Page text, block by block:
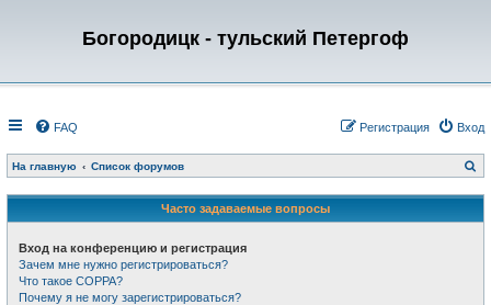
Богородицк - тульский Петергоф
FAQ Вход
Регистрация
На главную Список форумов
о
с
Часто задаваемые вопросы
Вход на конференцию и регистрация
Зачем мне нужно регистрироваться?
Что такое COPPA?
Почему я не могу зарегистрироваться?